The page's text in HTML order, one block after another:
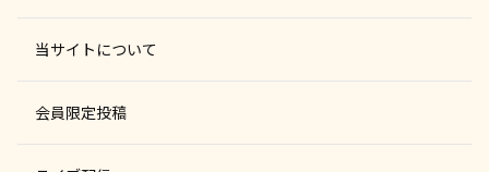
当サイトについて
会員限定投稿